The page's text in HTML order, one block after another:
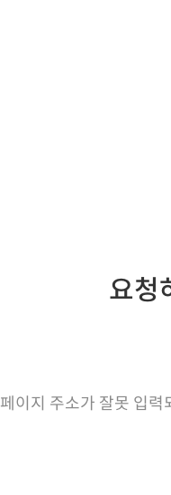
요청
페이지 주소가 잘못 입